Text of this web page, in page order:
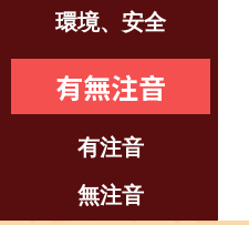
環境、安全
有無注音
有注音
無注音